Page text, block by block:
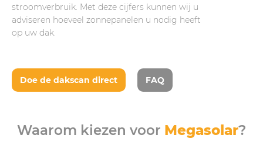
stroomverbruik. Met deze cijfers kunnen wij u
adviseren hoeveel zonnepanelen u nodig heeft
op uw dak.
Doe de dakscan direct FAQ
Waarom kiezen voor Megasolar?